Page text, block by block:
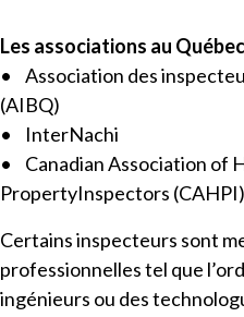
Les associations au
• Association des
(AIBQ)
• InterNachi
• Canadian Association of
PropertyInspectors (CAHPI)
Certains inspecteurs sont
professionnelles tel que
ingénieurs ou des